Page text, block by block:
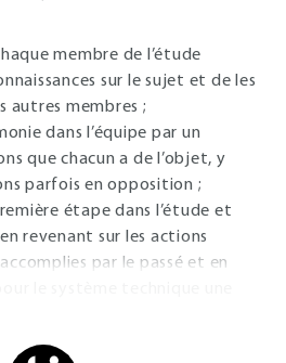
membre de l’étude
sur le sujet et de les
autres membres ;
dans l’équipe par un
que chacun a de l’objet, y
parfois en opposition ;
étape dans l’étude et
revenant sur les actions
par le passé et en